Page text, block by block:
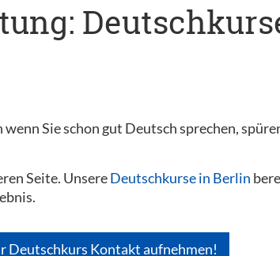
Sie schon gut Deutsch sprechen,
Seite. UnsereDeutschkurse in Berlin
Deutschkurs Kontakt aufnehmen!